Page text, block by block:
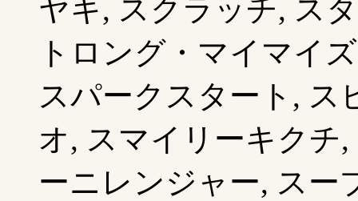
ヤキ, スクラッチ, ス
トロング・マイマイ
スパークスタート, ス
オ, スマイリーキクチ
ーニレンジャー, スー